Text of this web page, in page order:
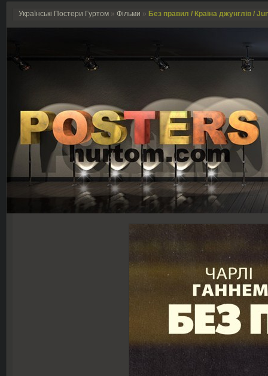
Українські Постери Гуртом » Фільми » Без правил / Країна джунглів /